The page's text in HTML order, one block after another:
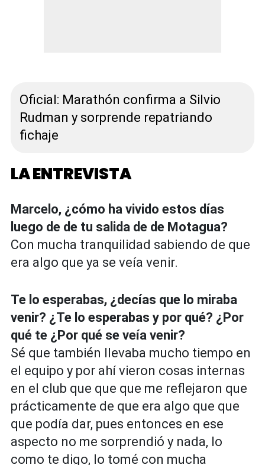
Oficial: Marathón confirma a Silvio
Rudman y sorprende repatriando
fichaje
LA ENTREVISTA
Marcelo, ¿cómo ha vivido estos días
luego de de tu salida de de Motagua?
Con mucha tranquilidad sabiendo de que
era algo que ya se veía venir.
Te lo esperabas, ¿decías que lo miraba
venir? ¿Te lo esperabas y por qué? ¿Por
qué te ¿Por qué se veía venir?
Sé que también llevaba mucho tiempo en
el equipo y por ahí vieron cosas internas
en el club que que que me reflejaron que
prácticamente de que era algo que que
que podía dar, pues entonces en ese
aspecto no me sorprendió y nada, lo
como te digo, lo tomé con mucha